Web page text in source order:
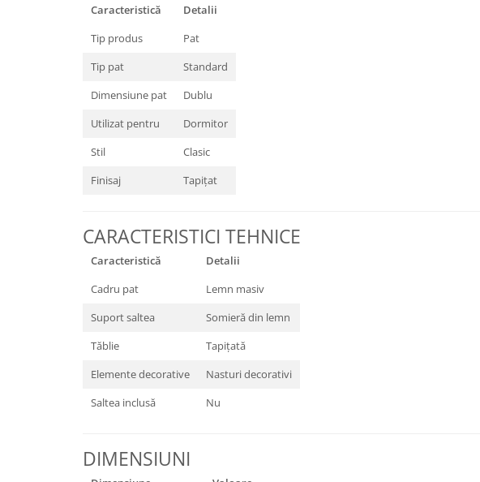
Caracteristică
Detalii
Tip produs
Pat
Tip pat
Standard
Dimensiune pat
Dublu
Utilizat pentru
Dormitor
Stil
Clasic
Finisaj
Tapițat
CARACTERISTICI TEHNICE
Caracteristică
Detalii
Cadru pat
Lemn masiv
Suport saltea
Somieră din lemn
Tăblie
Tapițată
Elemente decorative
Nasturi decorativi
Saltea inclusă
Nu
DIMENSIUNI